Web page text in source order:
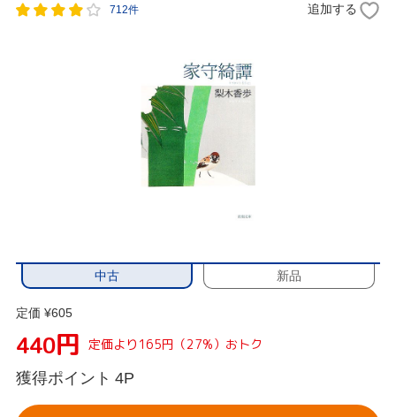
712件 追加する
中古 新品
定価 ¥605
440円 定価より165円（27%）おトク
獲得ポイント 4P